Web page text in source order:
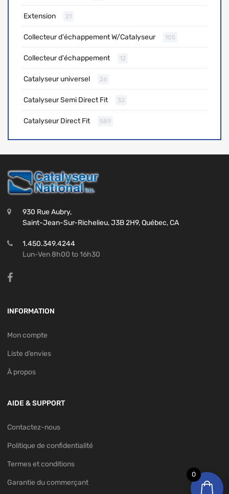
Extension 21
Collecteur d'échappement W/Catalyseur 105
Collecteur d'échappement 12
Catalyseur universel 26
Catalyseur Semi Direct Fit 32
Catalyseur Direct Fit 589
930 Rue Aubry,
Saint-Jean-Sur-Richelieu, J3B 2H9, Québec, CA
1.450.349.4244
Lun-Ven 8h00 to 16h30
INFORMATION
Mon compte
Liste d’envies
À propos
AIDE & SUPPORT
Contactez-nous
Politique de confidentialité
Termes et conditions
Garantie du commerçant
0